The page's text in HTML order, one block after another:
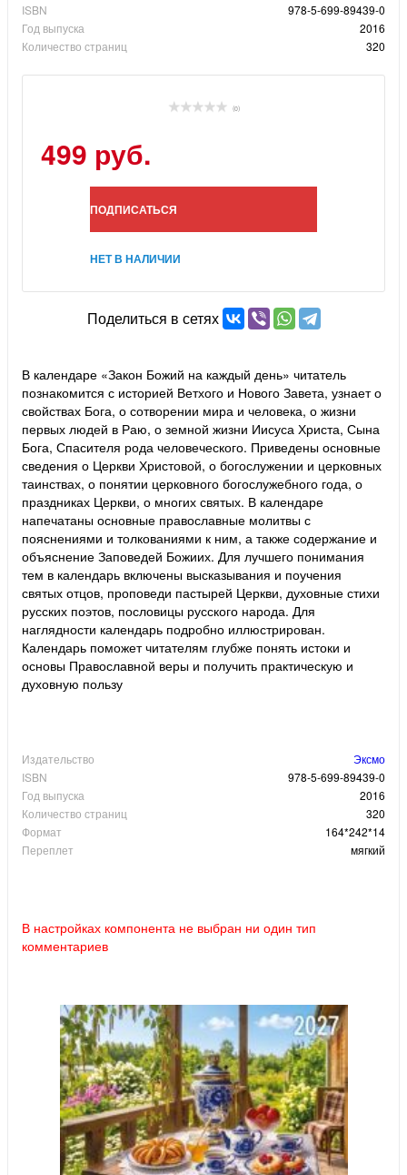
ISBN
978-5-699-89439-0
Год выпуска
2016
Количество страниц
320
(0)
499 руб.
ПОДПИСАТЬСЯ
НЕТ В НАЛИЧИИ
Поделиться в сетях
В календаре «Закон Божий на каждый день» читатель
познакомится с историей Ветхого и Нового Завета, узнает о
свойствах Бога, о сотворении мира и человека, о жизни
первых людей в Раю, о земной жизни Иисуса Христа, Сына
Бога, Спасителя рода человеческого. Приведены основные
сведения о Церкви Христовой, о богослужении и церковных
таинствах, о понятии церковного богослужебного года, о
праздниках Церкви, о многих святых. В календаре
напечатаны основные православные молитвы с
пояснениями и толкованиями к ним, а также содержание и
объяснение Заповедей Божиих. Для лучшего понимания
тем в календарь включены высказывания и поучения
святых отцов, проповеди пастырей Церкви, духовные стихи
русских поэтов, пословицы русского народа. Для
наглядности календарь подробно иллюстрирован.
Календарь поможет читателям глубже понять истоки и
основы Православной веры и получить практическую и
духовную пользу
Издательство
Эксмо
ISBN
978-5-699-89439-0
Год выпуска
2016
Количество страниц
320
Формат
164*242*14
Переплет
мягкий
В настройках компонента не выбран ни один тип
комментариев